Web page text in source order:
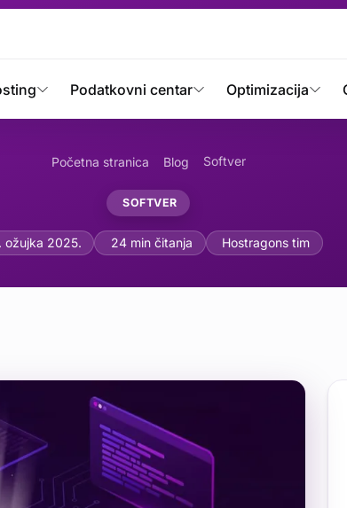
Podatkovni centar Optimizacija
Početna stranica Blog Softver
SOFTVER
(Big O
ožujka 2025. 24 min čitanja Hostragons tim